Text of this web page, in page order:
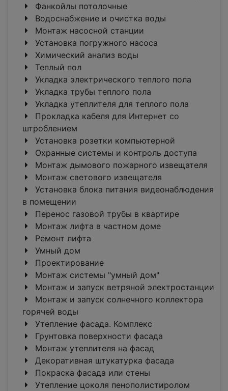
Фанкойлы потолочные
Водоснабжение и очистка воды
Монтаж насосной станции
Установка погружного насоса
Химический анализ воды
Теплый пол
Укладка электрического теплого пола
Укладка трубы теплого пола
Укладка утеплителя для теплого пола
Прокладка кабеля для Интернет со
штроблением
Установка розетки компьютерной
Охранные системы и контроль доступа
Монтаж дымового пожарного извещателя
Монтаж светового извещателя
Установка блока питания видеонаблюдения
в помещении
Перенос газовой трубы в квартире
Монтаж лифта в частном доме
Ремонт лифта
Умный дом
Проектирование
Монтаж системы "умный дом"
Монтаж и запуск ветряной электростанции
Монтаж и запуск солнечного коллектора
горячей воды
Утепление фасада. Комплекс
Грунтовка поверхности фасада
Монтаж утеплителя на фасад
Декоративная штукатурка фасада
Покраска фасада или стены
Утепление цоколя пенополистиролом